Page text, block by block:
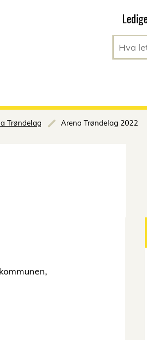
Trøndelag Arena Trøndelag 2022